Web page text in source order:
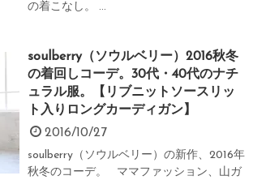
の着こなし。 ...
soulberry（ソウルベリー）2016秋冬
の着回しコーデ。30代・40代のナチ
ュラル服。【リブニットソースリッ
ト入りロングカーディガン】
2016/10/27
soulberry（ソウルベリー）の新作、2016年
秋冬のコーデ。 ママファッション、山ガ